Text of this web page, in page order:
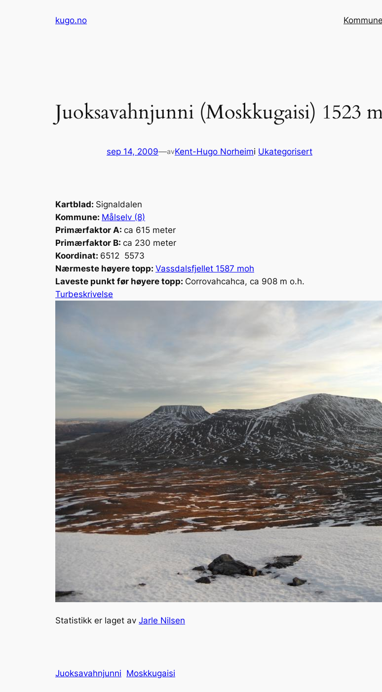
kugo.no
Juoksavahnjunni (Moskkugaisi) 1523
sep 14, 2009—avKent-Hugo Norheimi Ukategorisert
Kartblad: Signaldalen
Kommune: Målselv (8)
Primærfaktor A: ca 615 meter
Primærfaktor B: ca 230 meter
Koordinat: 6512 5573
Nærmeste høyere topp: Vassdalsfjellet 1587 moh
Laveste punkt før høyere topp: Corrovahcahca, ca 908 m o.h.
Turbeskrivelse
Statistikk er laget av Jarle Nilsen
Juoksavahnjunni Moskkugaisi